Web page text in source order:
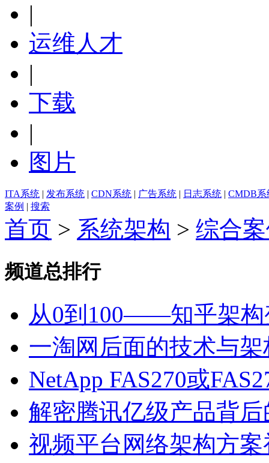
|
运维人才
|
下载
|
图片
ITA系统 | 发布系统 | CDN系统 | 广告系统 | 日志系统 | CMDB系
案例 | 搜索
首页 > 系统架构 > 综合
频道总排行
从0到100——知乎架构
一淘网后面的技术与架
NetApp FAS270或
解密腾讯亿级产品背
视频平台网络架构方